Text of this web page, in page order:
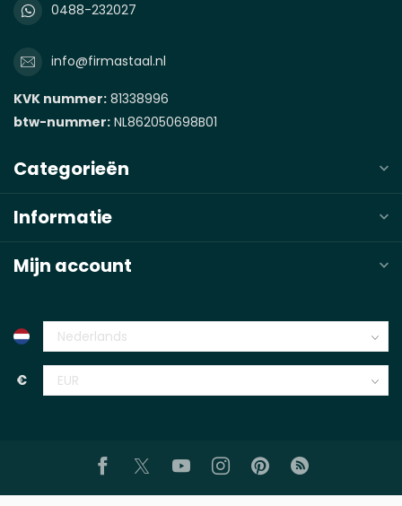
0488-232027
info@firmastaal.nl
KVK nummer: 81338996
btw-nummer: NL862050698B01
Categorieën
Informatie
Mijn account
€